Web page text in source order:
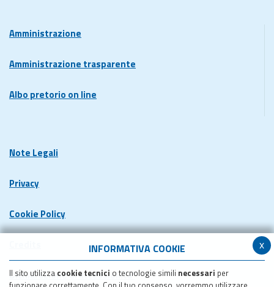
x
INFORMATIVA COOKIE
Il sito utilizza cookie tecnici o tecnologie simili necessari per
Amministrazione
Amministrazione trasparente
Albo pretorio on line
Note Legali
Privacy
Cookie Policy
Dichiarazione di accessibilita'